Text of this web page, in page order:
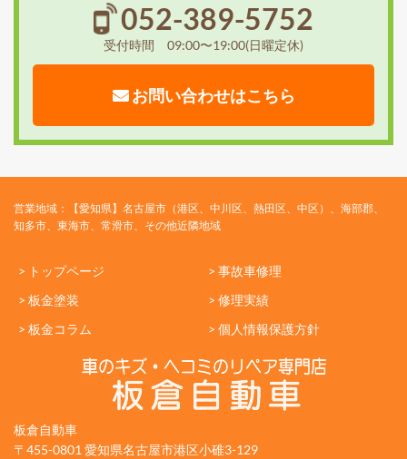
052-389-5752
受付時間 09:00〜19:00(日曜定休)
お問い合わせはこちら
営業地域：【愛知県】名古屋市（港区、中川区、熱田区、中区）、海部郡、
知多市、東海市、常滑市、その他近隣地域
> トップページ
> 事故車修理
> 板金塗装
> 修理実績
> 板金コラム
> 個人情報保護方針
板倉自動車
〒455-0801 愛知県名古屋市港区小碓3-129